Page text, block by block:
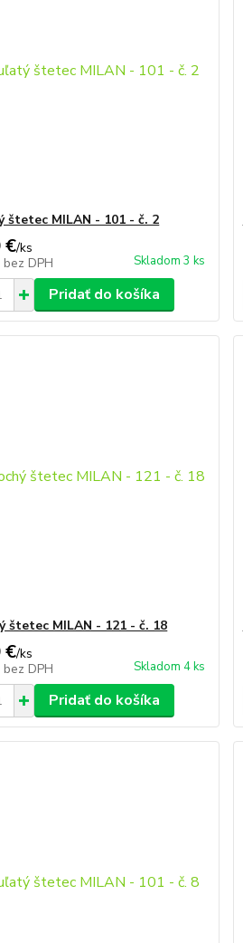
štetec MILAN - 101 - č. 2
€/ks
bez DPH Skladom 3 ks
Pridať do košíka
štetec MILAN - 121 - č. 18
€/ks
bez DPH Skladom 4 ks
Pridať do košíka